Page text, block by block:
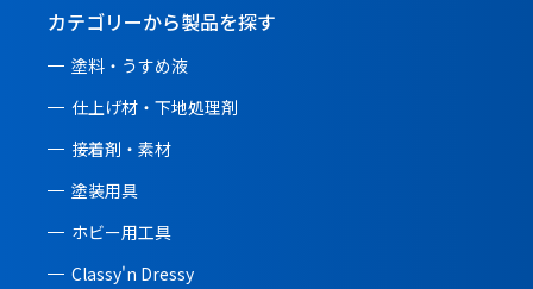
カテゴリーから製品を探す
塗料・うすめ液
仕上げ材・下地処理剤
接着剤・素材
塗装用具
ホビー用工具
Classy'n Dressy